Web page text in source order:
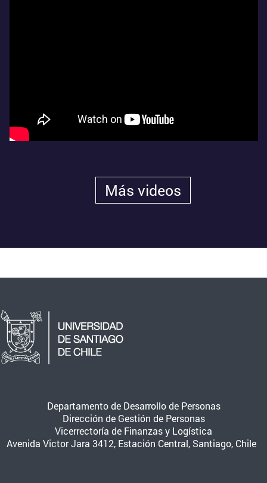
Más videos
Departamento de Desarrollo de Personas
Dirección de Gestión de Personas
Vicerrectoría de Finanzas y Logística
Avenida Victor Jara 3412, Estación Central, Santiago, Chile